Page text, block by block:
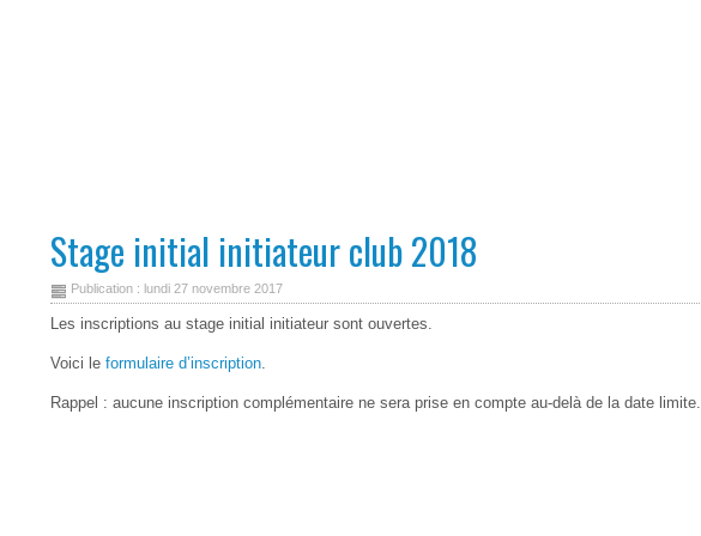
Stage initial initiateur club 2018
Publication : lundi 27 novembre 2017
Les inscriptions au stage initial initiateur sont ouvertes.
Voici le formulaire d’inscription.
Rappel : aucune inscription complémentaire ne sera prise en compte au-delà de la date limite.